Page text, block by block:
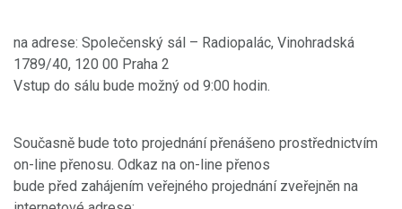
na adrese: Společenský sál – Radiopalác, Vinohradská
1789/40, 120 00 Praha 2
Vstup do sálu bude možný od 9:00 hodin.
Současně bude toto projednání přenášeno prostřednictvím
on-line přenosu. Odkaz na on-line přenos
bude před zahájením veřejného projednání zveřejněn na